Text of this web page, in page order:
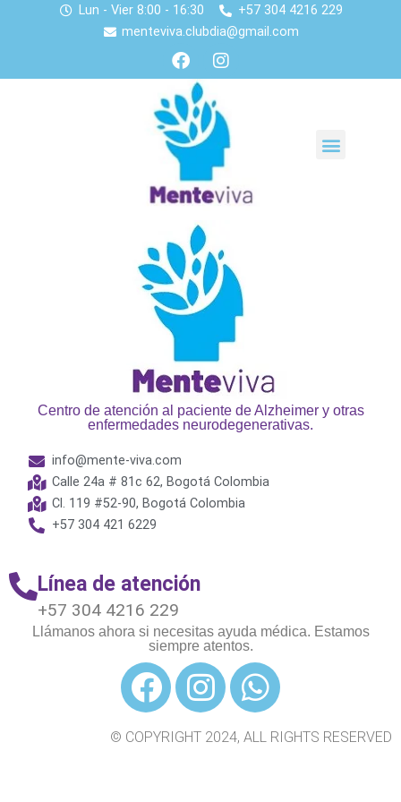
Lun - Vier 8:00 - 16:30
+57 304 4216 229
menteviva.clubdia@gmail.com
Centro de atención al paciente de Alzheimer y otras
enfermedades neurodegenerativas.
info@mente-viva.com
Calle 24a # 81c 62, Bogotá Colombia
Cl. 119 #52-90, Bogotá Colombia
+57 304 421 6229
Línea de atención
+57 304 4216 229
Llámanos ahora si necesitas ayuda médica. Estamos
siempre atentos.
© COPYRIGHT 2024, ALL RIGHTS RESERVED